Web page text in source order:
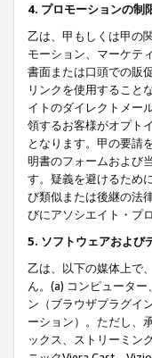
4. プロモーションの制
乙は、甲もしくは甲の
モーション、マーケテ
書面または口頭での販
リンクを使用すること
イトのダイレクトメー
領するお客様がオプト
となります。甲の要請
明書のフォームおよび
す。疑義を避けるため
び類似または後継の法
びにアソシエイト・プ
5. ソフトウェアおよび
乙は、以下の媒体上で
ん。(a) コンピュータ
ン（ブラウザプラグイ
ーション）。ただし、
ックス、ストリーミン